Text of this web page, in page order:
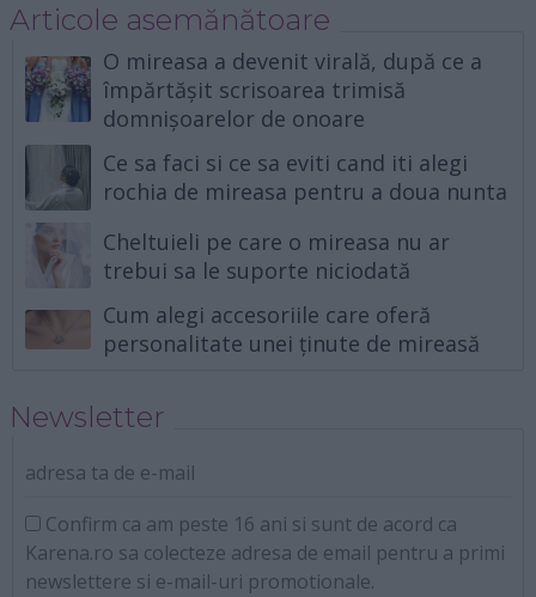
Articole asemănătoare
O mireasa a devenit virală, după ce a
împărtășit scrisoarea trimisă
domnișoarelor de onoare
Ce sa faci si ce sa eviti cand iti alegi
rochia de mireasa pentru a doua nunta
Cheltuieli pe care o mireasa nu ar
trebui sa le suporte niciodată
Cum alegi accesoriile care oferă
personalitate unei ținute de mireasă
Newsletter
adresa ta de e-mail
Confirm ca am peste 16 ani si sunt de acord ca
Karena.ro sa colecteze adresa de email pentru a primi
newslettere si e-mail-uri promotionale.